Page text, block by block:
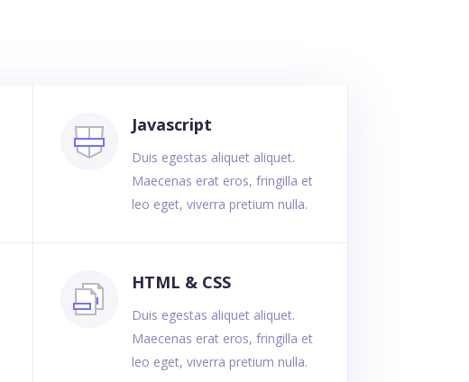
Javascript
Duis egestas aliquet aliquet.
Maecenas erat eros, fringilla et
leo eget, viverra pretium nulla.
HTML & CSS
Duis egestas aliquet aliquet.
Maecenas erat eros, fringilla et
leo eget, viverra pretium nulla.